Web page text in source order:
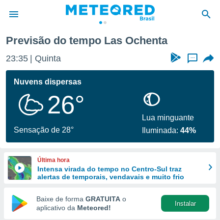
da
fornecidas
a este
das
e
forma
digital
Previsão do tempo Las Ochenta
23:35 Quinta ...
Nuvens dispersas
26°
Sensação de 28°
Lua minguante
Iluminada:44%
Última hora
Intensa virada do tempo no Centro-Sul traz
alertas de temporais, vendavais e muito frio
Baixe de forma GRATUITA o
aplicativo da Meteored!
Instalar